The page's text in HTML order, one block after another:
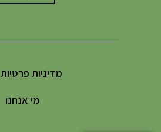
מדיניות פרטיות
מי אנחנו